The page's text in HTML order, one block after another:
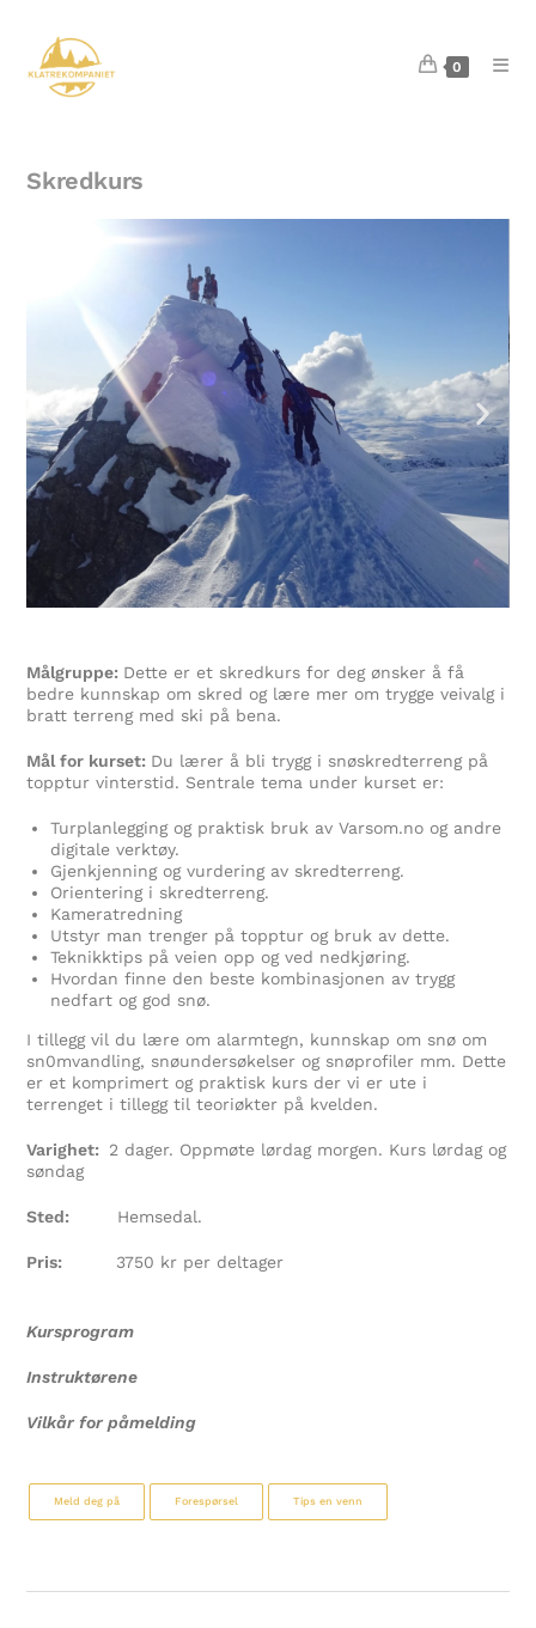
0
Skredkurs
Målgruppe: Dette er et skredkurs for deg ønsker å få
bedre kunnskap om skred og lære mer om trygge veivalg i
bratt terreng med ski på bena.
Mål for kurset: Du lærer å bli trygg i snøskredterreng på
topptur vinterstid. Sentrale tema under kurset er:
Turplanlegging og praktisk bruk av Varsom.no og andre
digitale verktøy.
Gjenkjenning og vurdering av skredterreng.
Orientering i skredterreng.
Kameratredning
Utstyr man trenger på topptur og bruk av dette.
Teknikktips på veien opp og ved nedkjøring.
Hvordan finne den beste kombinasjonen av trygg
nedfart og god snø.
I tillegg vil du lære om alarmtegn, kunnskap om snø om
sn0mvandling, snøundersøkelser og snøprofiler mm. Dette
er et komprimert og praktisk kurs der vi er ute i
terrenget i tillegg til teoriøkter på kvelden.
Varighet: 2 dager. Oppmøte lørdag morgen. Kurs lørdag og
søndag
Sted: Hemsedal.
Pris: 3750 kr per deltager
Kursprogram
Instruktørene
Vilkår for påmelding
Meld deg på Forespørsel Tips en venn